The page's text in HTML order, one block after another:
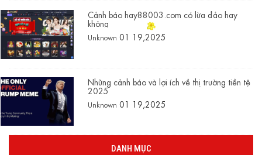
Cảnh báo hay88003.com có lừa đảo hay
không
Unknown 01 19,2025
Những cảnh báo và lợi ích về thị trường tiền tệ
2025
Unknown 01 19,2025
DANH MỤC